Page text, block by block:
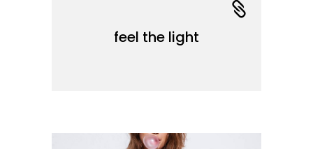
feel the light